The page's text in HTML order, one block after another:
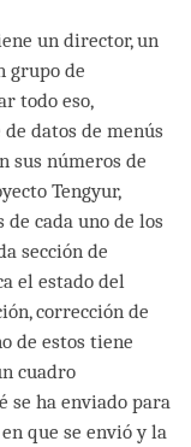
un director, un
grupo de
todo eso,
datos de menús
sus números de
Tengyur,
cada uno de los
sección de
el estado del
corrección de
de estos tiene
cuadro
se ha enviado para
que se envió y la